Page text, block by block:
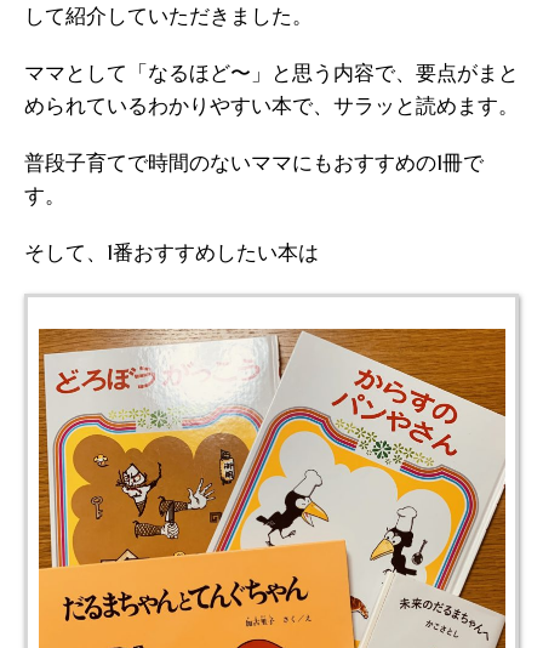
して紹介していただきました。
ママとして「なるほど〜」と思う内容で、要点がまと
められているわかりやすい本で、サラッと読めます。
普段子育てで時間のないママにもおすすめの1冊で
す。
そして、1番おすすめしたい本は